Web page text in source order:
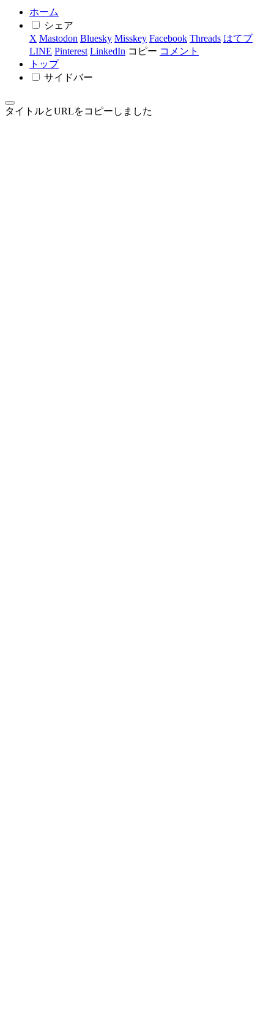
ホーム
シェア
X Mastodon Bluesky Misskey Facebook Threads はてブ
LINE Pinterest LinkedIn コピー コメント
トップ
サイドバー
タイトルとURLをコピーしました